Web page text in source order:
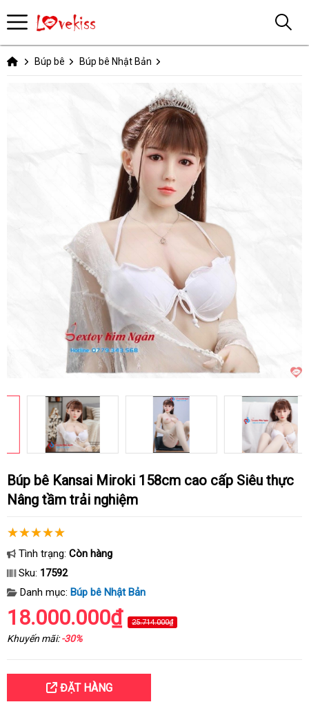
Búp bê Búp bê Nhật Bản
Búp bê Kansai Miroki 158cm cao cấp Siêu thực
Nâng tầm trải nghiệm
Tình trạng: Còn hàng
Sku: 17592
Danh mục: Búp bê Nhật Bản
18.000.000₫ 25.714.000₫
Khuyến mãi:-30%
ĐẶT HÀNG